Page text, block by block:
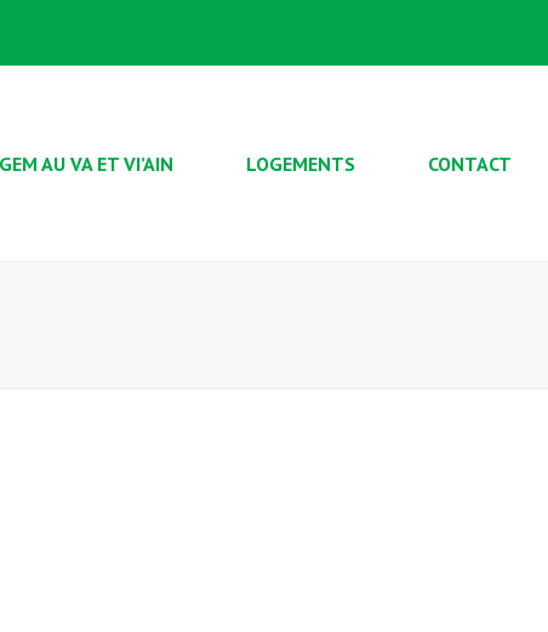
GEM AU VA ET VI’AIN LOGEMENTS CONTACT